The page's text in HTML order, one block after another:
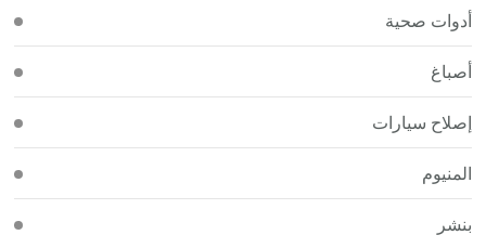
أدوات صحية
أصباغ
إصلاح سيارات
المنيوم
بنشر